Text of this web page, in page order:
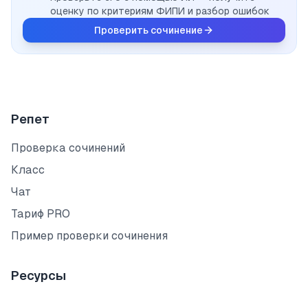
оценку по критериям ФИПИ и разбор ошибок
Проверить сочинение
Репет
Проверка сочинений
Класс
Чат
Тариф PRO
Пример проверки сочинения
Ресурсы